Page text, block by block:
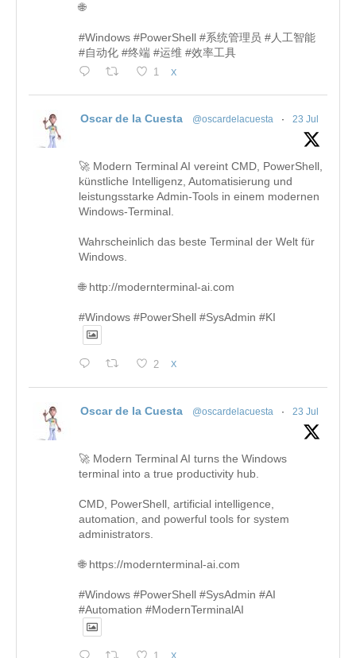
🌐
#Windows #PowerShell #系统管理员 #人工智能
#自动化 #终端 #运维 #效率工具
1 X
Oscar de la Cuesta @oscardelacuesta · 23 Jul
🚀 Modern Terminal AI vereint CMD, PowerShell,
künstliche Intelligenz, Automatisierung und
leistungsstarke Admin-Tools in einem modernen
Windows-Terminal.
Wahrscheinlich das beste Terminal der Welt für
Windows.
🌐 http://modernterminal-ai.com
#Windows #PowerShell #SysAdmin #KI
2 X
Oscar de la Cuesta @oscardelacuesta · 23 Jul
🚀 Modern Terminal AI turns the Windows
terminal into a true productivity hub.
CMD, PowerShell, artificial intelligence,
automation, and powerful tools for system
administrators.
🌐 https://modernterminal-ai.com
#Windows #PowerShell #SysAdmin #AI
#Automation #ModernTerminalAI
X